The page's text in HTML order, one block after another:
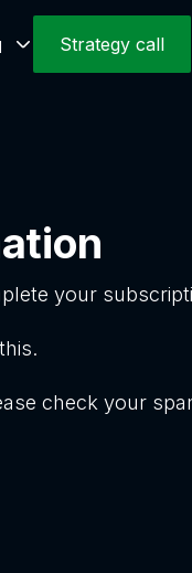
Strategy call
your
check your